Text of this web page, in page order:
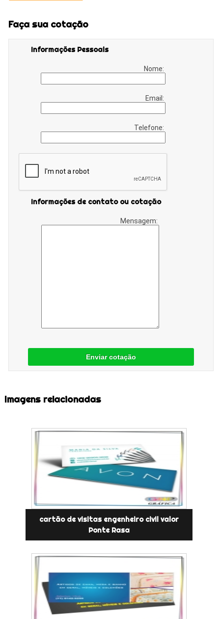
Faça sua cotação
Informações Pessoais
Nome:
Email:
Telefone:
Informações de contato ou cotação
Mensagem:
Enviar cotação
Imagens relacionadas
cartão de visitas engenheiro civil valor
Ponte Rasa